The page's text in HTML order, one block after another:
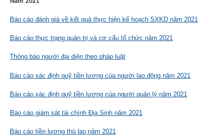
Báo cáo đánh giá về kết quả thực hiện kế hoạch SXKD năm 2021
Báo cáo thực trạng quản trị và cơ cấu tổ chức năm 2021
Thông báo người đại diện theo pháp luật
Báo cáo xác định quỹ tiền lương của người lao động năm 2021
Báo cáo xác định quỹ tiền lương của người quản lý năm 2021
Báo cáo giám sát tài chính Địa Sinh năm 2021
Báo cáo tiền lương thù lao năm 2021